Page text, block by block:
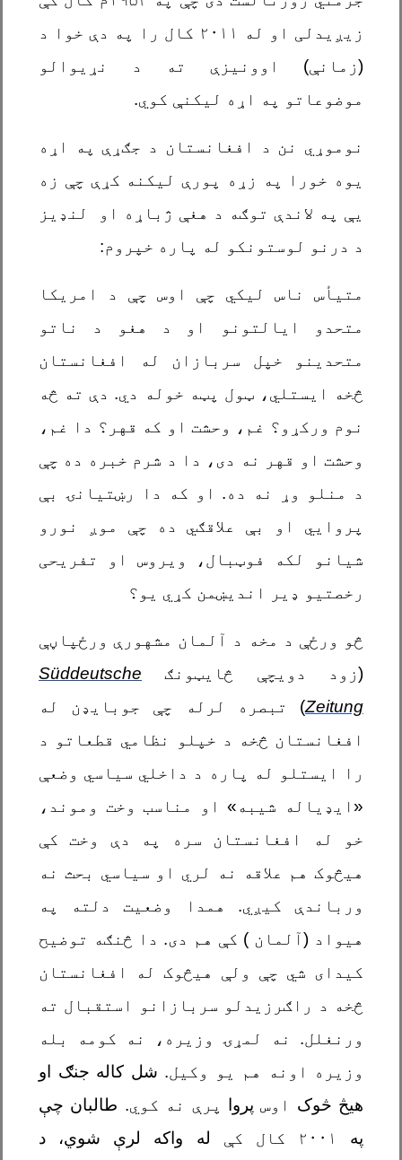
زيږيدلی او له ۲۰۱۱ کال را په دې خوا د
(زمانې) اوونیزې ته د نړیوالو
موضوعاتو په اړه لیکنې کوي.
نوموړي نن د افغانستان د جګړې په اړه
یوه خورا په زړه پورې لیکنه کړې چې زه
یې په لاندې توګه د هغې ژباړه او لنډیز
د درنو لوستونکو له پاره خپروم:
متیأس ناس لیکي چې اوس چې د امریکا
متحدو ایالتونو او د هغو د ناتو
متحدینو خپل سربازان له افغانستان
څخه ایستلي، ټول پټه خوله دي. دې ته څه
نوم ورکړو؟ غم، وحشت او که قهر؟ دا غم،
وحشت او قهر نه دی، دا د شرم خبره ده چې
د منلو وړ نه ده. او که دا رښتیانۍ بې
پروايي او بې علاقګي ده چې موږ نورو
شیانو لکه فوټبال، ویروس او تفریحی
رخصتیو ډیر انديښمن کړي یو؟
څو ورځې د مخه د آلمان مشهورې ورځپاڼې
(زود دویچې څايټونګ Süddeutsche
Zeitung) تبصره لرله چې جوبايډن له
افغانستان څخه د خپلو نظامي قطعاتو د
را ایستلو له پاره د داخلي سیاسي وضعې
«ايډیاله شيبه» او مناسب وخت وموند،
خو له افغانستان سره په دې وخت کې
هیڅوک هم علاقه نه لري او سیاسي بحث نه
ورباندې کیږي. همدا وضعیت دلته په
هیواد (آلمان ) کې هم دی. دا څنګه توضیح
کیدای شي چې ولې هیڅوک له افغانستان
څخه د راګرزیدلو سربازانو استقبال ته
ورنغلل. نه لمړۍ وزیره، نه کومه بله
وزیره اونه هم یو وکیل. شل کاله جنګ او
هیڅ څوک
اوس پروا پرې نه کوي. طالبان چې
په
۲۰۰۱ کال کې له واکه لرې شوي، د